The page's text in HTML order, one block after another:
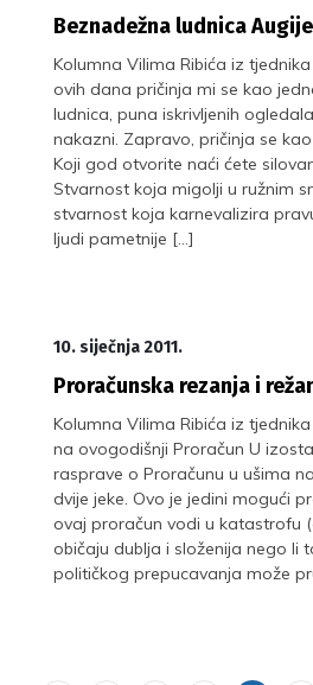
Beznadežna ludnica
Kolumna Vilima Ribića iz
ovih dana pričinja mi se kao
ludnica, puna iskrivljenih
nakazni. Zapravo, pričinja se
Koji god otvorite naći ćete
Stvarnost koja migolji u ružnim
stvarnost koja karnevalizira
ljudi pametnije […]
10. siječnja 2011.
Proračunska rezanja i
Kolumna Vilima Ribića iz
na ovogodišnji Proračun U
rasprave o Proračunu u ušima
dvije jeke. Ovo je jedini mogući
ovaj proračun vodi u katastrofu
običaju dublja i složenija nego li
političkog prepucavanja može